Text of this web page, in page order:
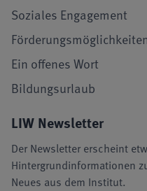
Soziales Engagement
Ein offenes Wort
Bildungsurlaub
LIW Newsletter
Der Newsletter erscheint
Hintergrundinformationen
Neues aus dem Institut.